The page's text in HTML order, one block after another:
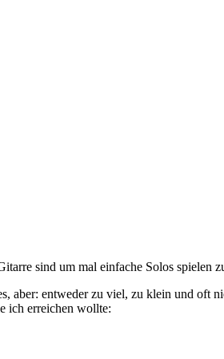
sind um mal einfache Solos spielen
aber: entweder zu viel, zu klein und oft
ich erreichen wollte: